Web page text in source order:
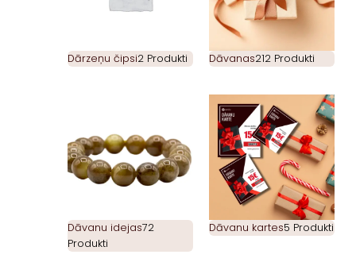
Dārzeņu čipsi2 Produkti Dāvanas212 Produkti
Dāvanu idejas72
Produkti
Dāvanu kartes5 Produkti